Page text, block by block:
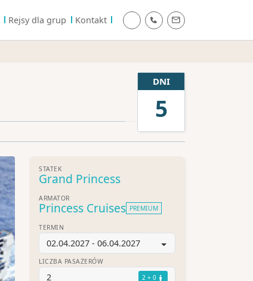
Rejsy dla grup Kontakt
DNI
5
STATEK
Grand Princess
ARMATOR
Princess Cruises PREMIUM
TERMIN
02.04.2027 - 06.04.2027
LICZBA PASAŻERÓW
2 2 + 0